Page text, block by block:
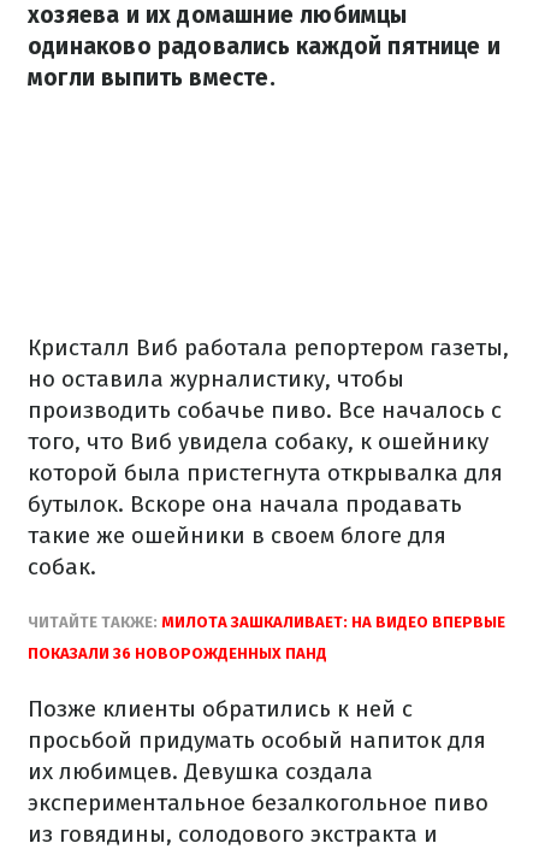
хозяева и их домашние любимцы
одинаково радовались каждой пятнице и
могли выпить вместе.
Кристалл Виб работала репортером газеты,
но оставила журналистику, чтобы
производить собачье пиво. Все началось с
того, что Виб увидела собаку, к ошейнику
которой была пристегнута открывалка для
бутылок. Вскоре она начала продавать
такие же ошейники в своем блоге для
собак.
ЧИТАЙТЕ ТАКЖЕ: МИЛОТА ЗАШКАЛИВАЕТ: НА ВИДЕО ВПЕРВЫЕ
ПОКАЗАЛИ 36 НОВОРОЖДЕННЫХ ПАНД
Позже клиенты обратились к ней с
просьбой придумать особый напиток для
их любимцев. Девушка создала
экспериментальное безалкогольное пиво
из говядины, солодового экстракта и